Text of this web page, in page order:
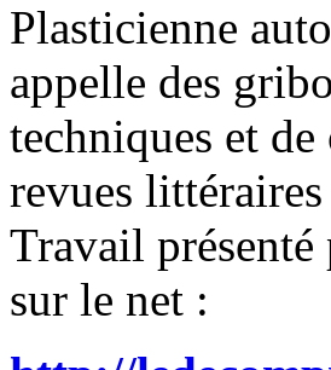
Plasticienne
appelle des
techniques et
revues littéraires
Travail
sur le net :